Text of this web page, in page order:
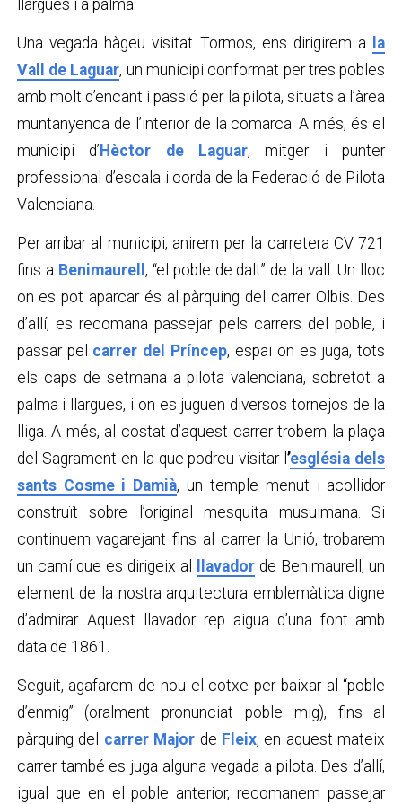
llargues i a palma.
Una vegada hàgeu visitat Tormos, ens dirigirem a
la
Vall de Laguar, un municipi conformat per tres pobles
amb molt d’encant i passió per la pilota, situats a l’àrea
muntanyenca de l’interior de la comarca. A més, és el
municipi d’Hèctor de Laguar, mitger i punter
professional d’escala i corda de la Federació de Pilota
Valenciana.
Per arribar al municipi, anirem per la carretera CV 721
fins a Benimaurell , “el poble de dalt” de la vall. Un lloc
on es pot aparcar és al pàrquing del carrer Olbis. Des
d’allí, es recomana passejar pels carrers del poble, i
passar pel carrer del Príncep, espai on es juga, tots
els caps de setmana a pilota valenciana, sobretot a
palma i llargues, i on es juguen diversos tornejos de la
lliga. A més, al costat d’aquest carrer trobem la plaça
del Sagrament en la que podreu visitar l’església dels
sants Cosme i Damià, un temple menut i acollidor
construït sobre l’original mesquita musulmana. Si
continuem vagarejant fins al carrer la Unió, trobarem
un camí que es dirigeix al
llavador de Benimaurell, un
element de la nostra arquitectura emblemàtica digne
d’admirar. Aquest llavador rep aigua d’una font amb
data de 1861.
Seguit, agafarem de nou el cotxe per baixar al “poble
d’enmig” (oralment pronunciat poble mig), fins al
pàrquing del carrer Major de Fleix, en aquest mateix
carrer també es juga alguna vegada a pilota. Des d’allí,
igual que en el poble anterior, recomanem passejar